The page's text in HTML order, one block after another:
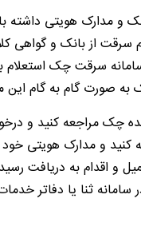
مدارک هویتی داشته
سرقت از بانک و گواهی
سرقت چک استعلام
صورت گام به گام این
چک مراجعه کنید و
کنید و مدارک هویتی خود
و اقدام به دریافت
ثنا یا دفاتر